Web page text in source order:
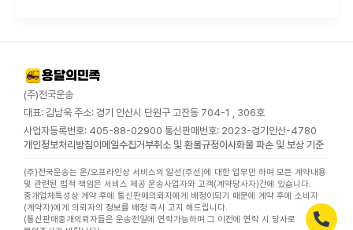
(주)전국운송
대표: 김남욱 주소: 경기 안산시 단원구 고잔동 704-1 , 306호
사업자등록번호: 405-88-02900 통신판매번호: 2023-경기안산-4780
개인정보처리방침이메일수집거부취소 및 환불규정이사화물 파손 및 보상 기준
(주)전국운송는 온/오프라인상 서비스의 알선(주선)에 대한 업무만 하며 모든 계약내용
및 관련된 법적 책임은 서비스 제공 운송사업자와 고객(계약당사자)간에 있습니다.
중개업체특성상 계약 후에 통신판매의뢰자에게 배정이되기 때문에 계약 후에 소비자
(계약자)에게 의뢰자의 정보를 배정 즉시 고지 해드립니다.
(통신판매중개의뢰자들은 운송전일에 연락가능하며 그 이전에 연락 시 당사로